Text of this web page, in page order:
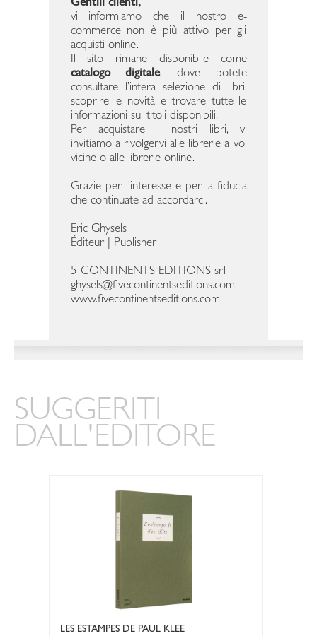
Gentili clienti,
vi informiamo che il nostro e-
commerce non è più attivo per gli
acquisti online.
Il sito rimane disponibile come
catalogo digitale, dove potete
consultare l’intera selezione di libri,
scoprire le novità e trovare tutte le
informazioni sui titoli disponibili.
Per acquistare i nostri libri, vi
invitiamo a rivolgervi alle librerie a voi
vicine o alle librerie online.
Grazie per l’interesse e per la fiducia
che continuate ad accordarci.
Eric Ghysels
Éditeur | Publisher
5 CONTINENTS EDITIONS srl
ghysels@fivecontinentseditions.com
www.fivecontinentseditions.com
SUGGERITI
DALL'EDITORE
LES ESTAMPES DE PAUL KLEE